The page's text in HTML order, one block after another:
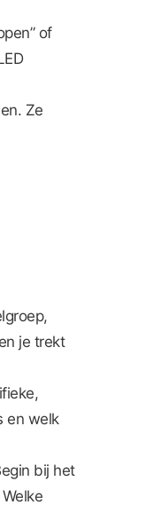
of
Ze
je trekt
en welk
bij het